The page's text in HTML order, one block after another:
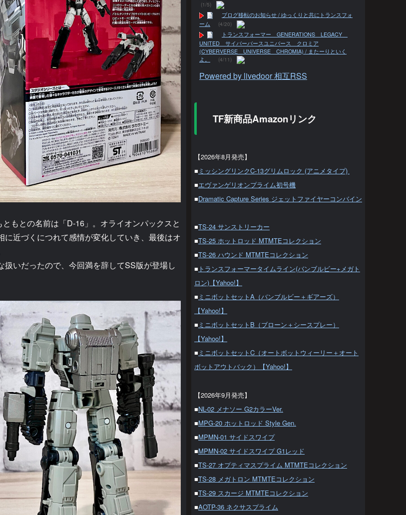
もとの名前は「D-16」。オライオンパックスと
近づくにつれて感情が変化していき、最後はオ
いだったので、今回満を辞してSS版が登場し
(1/5)
ブログ移転のお知らせ / ゆっくりと共にトランスフォ
ーム
(4/20)
トランスフォーマー GENERATIONS LEGACY
UNITED サイバーバースユニバース クロミア
(CYBERVERSE UNIVERSE CHROMIA) / またーりといく
よ。
(4/11)
Powered by livedoor 相互RSS
TF新商品Amazonリンク
【2026年8月発売】
■ ミッシングリンクC-13グリムロック (アニメタイプ)
■エヴァンゲリオンプライム初号機
■Dramatic Capture Series ジェットファイヤーコンバイン
■TS-24 サンストリーカー
■TS-25 ホットロッド MTMTEコレクション
■TS-26 ハウンド MTMTEコレクション
■ トランスフォーマータイムライン(バンブルビー+メガト
ロン)【Yahoo!】
■ ミニボットセットA（バンブルビー＋ギアーズ）
【Yahoo!】
■ ミニボットセットB（ブローン＋シースプレー）
【Yahoo!】
■ ミニボットセットC（オートボットウィーリー＋オート
ボットアウトバック）【Yahoo!】
【2026年9月発売】
■NL-02 メナソー G2カラーVer.
■MPG-20 ホットロッド Style Gen.
■MPMN-01 サイドスワイプ
■MPMN-02 サイドスワイプ G1レッド
■TS-27 オプティマスプライム MTMTEコレクション
■TS-28 メガトロン MTMTEコレクション
■TS-29 スカージ MTMTEコレクション
■AOTP-36 ネクサスプライム